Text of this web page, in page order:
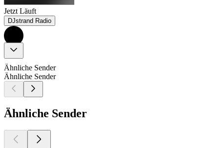
Jetzt Läuft
DJstrand Radio
Ähnliche Sender
Ähnliche Sender
Ähnliche Sender